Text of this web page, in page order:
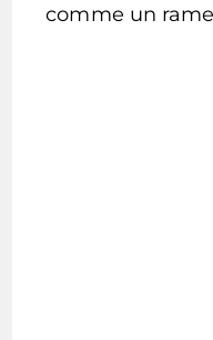
comme un